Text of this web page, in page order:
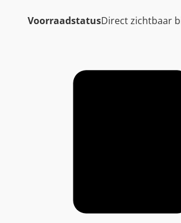
VoorraadstatusDirect zichtbaar